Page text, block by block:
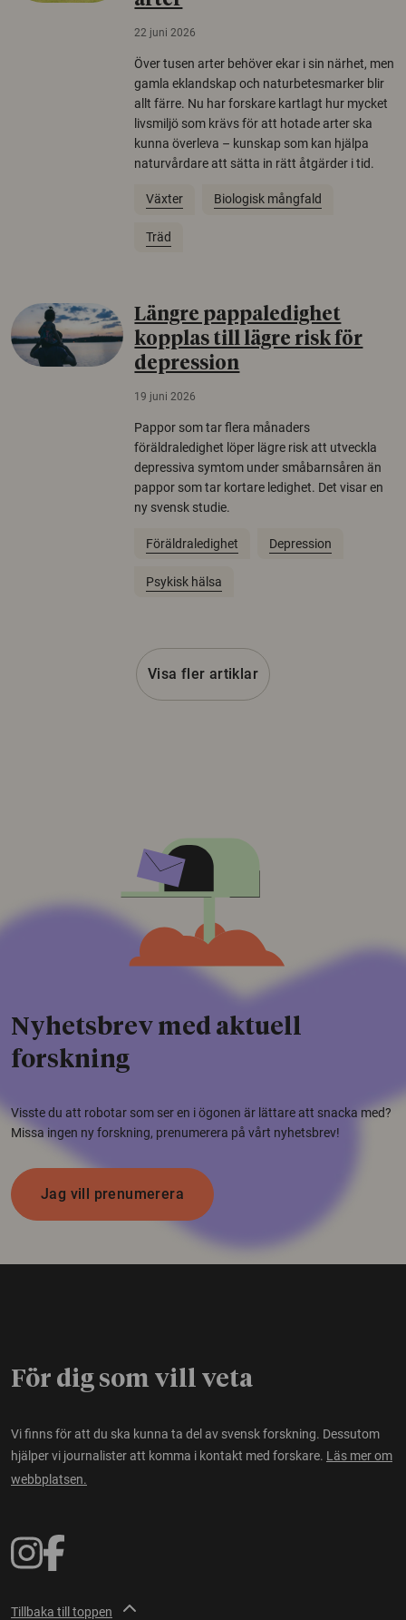
22 juni 2026
Över tusen arter behöver ekar i sin närhet, men
gamla eklandskap och naturbetesmarker blir
allt färre. Nu har forskare kartlagt hur mycket
livsmiljö som krävs för att hotade arter ska
kunna överleva – kunskap som kan hjälpa
naturvårdare att sätta in rätt åtgärder i tid.
Växter Biologisk mångfald
Träd
Längre pappaledighet
kopplas till lägre risk för
depression
19 juni 2026
Pappor som tar flera månaders
föräldraledighet löper lägre risk att utveckla
depressiva symtom under småbarnsåren än
pappor som tar kortare ledighet. Det visar en
ny svensk studie.
Föräldraledighet Depression
Psykisk hälsa
Visa fler artiklar
Nyhetsbrev med aktuell
forskning
Visste du att robotar som ser en i ögonen är lättare att snacka med?
Missa ingen ny forskning, prenumerera på vårt nyhetsbrev!
Jag vill prenumerera
För dig som vill veta
Vi finns för att du ska kunna ta del av svensk forskning. Dessutom
hjälper vi journalister att komma i kontakt med forskare. Läs mer om
webbplatsen.
Tillbaka till toppen